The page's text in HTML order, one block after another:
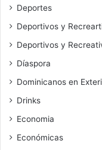
Deportes
Deportivos y
Deportivos y
Díaspora
Dominicanos en
Drinks
Economia
Económicas